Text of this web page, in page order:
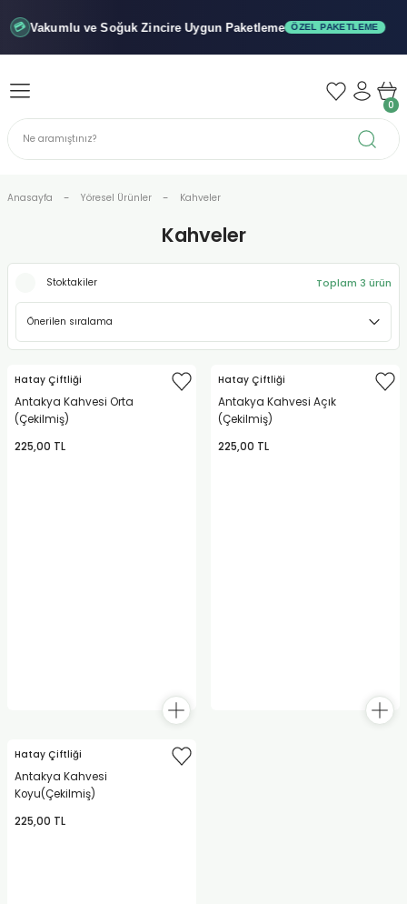
Vakumlu ve SoğukZincire Uygun Paketleme ÖZEL PAKETLEME
Geri Dön
Geri Dön
Geri Dön
0
Anasayfa Yöresel Ürünler Kahveler
Kahveler
Stoktakiler Toplam 3 ürün
Hatay Çiftliği
Antakya Kahvesi Orta
(Çekilmiş)
225,00 TL
Hatay Çiftliği
Antakya Kahvesi Açık
(Çekilmiş)
225,00 TL
Hatay Çiftliği
Antakya Kahvesi
Koyu(Çekilmiş)
225,00 TL